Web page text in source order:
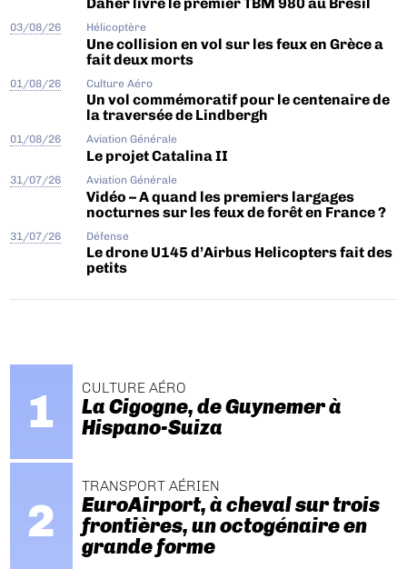
03/08/26 Hélicoptère
Une collision en vol sur les feux en Grèce a
fait deux morts
01/08/26 Culture Aéro
Un vol commémoratif pour le centenaire de
la traversée de Lindbergh
01/08/26 Aviation Générale
Le projet Catalina II
31/07/26 Aviation Générale
Vidéo – A quand les premiers largages
nocturnes sur les feux de forêt en France ?
31/07/26 Défense
Le drone U145 d’Airbus Helicopters fait des
petits
CULTURE AÉRO
La Cigogne, de Guynemer à
Hispano-Suiza
TRANSPORT AÉRIEN
EuroAirport, à cheval sur trois
frontières, un octogénaire en
grande forme